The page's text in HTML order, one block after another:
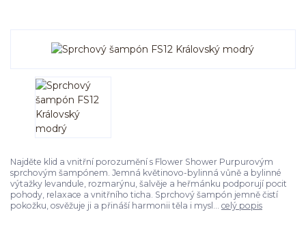
Najděte klid a vnitřní porozumění s Flower Shower Purpurovým
sprchovým šampónem. Jemná květinovo-bylinná vůně a bylinné
výtažky levandule, rozmarýnu, šalvěje a heřmánku podporují pocit
pohody, relaxace a vnitřního ticha. Sprchový šampón jemně čistí
pokožku, osvěžuje ji a přináší harmonii těla i mysl... celý popis